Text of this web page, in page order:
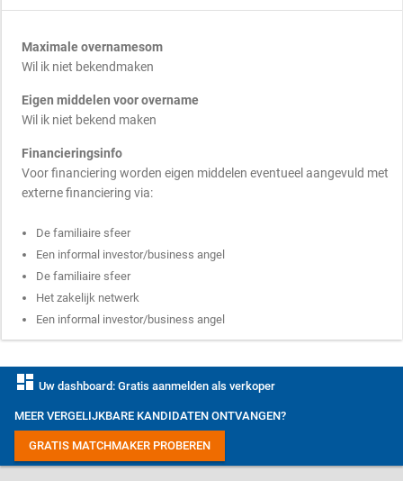
Maximale overnamesom
Wil ik niet bekendmaken
Eigen middelen voor overname
Wil ik niet bekend maken
Financieringsinfo
Voor financiering worden eigen middelen eventueel aangevuld met
externe financiering via:
De familiaire sfeer
Een informal investor/business angel
De familiaire sfeer
Het zakelijk netwerk
Een informal investor/business angel
dashboard Uw dashboard: Gratis aanmelden als verkoper
MEER VERGELIJKBARE KANDIDATEN ONTVANGEN?
GRATIS MATCHMAKER PROBEREN